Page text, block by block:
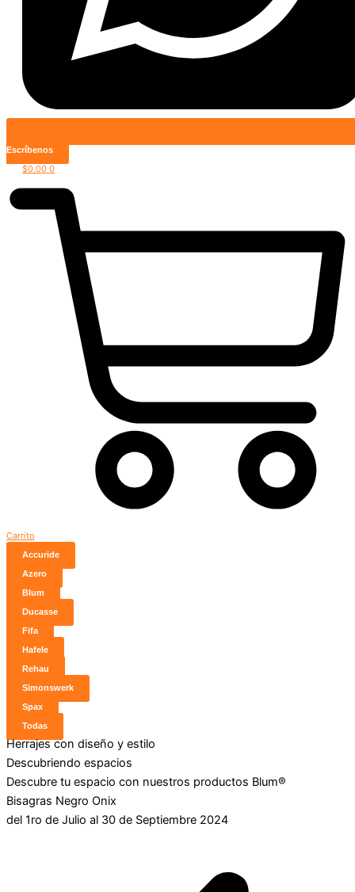
Escríbenos
$0.00 0
Carrito
Accuride
Azero
Blum
Ducasse
Fifa
Hafele
Rehau
Simonswerk
Spax
Todas
Herrajes con diseño y estilo
Descubriendo espacios
Descubre tu espacio con nuestros productos Blum®
Bisagras Negro Onix
del 1ro de Julio al 30 de Septiembre 2024